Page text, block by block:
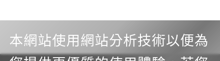
本網站使用網站分析技術以便為